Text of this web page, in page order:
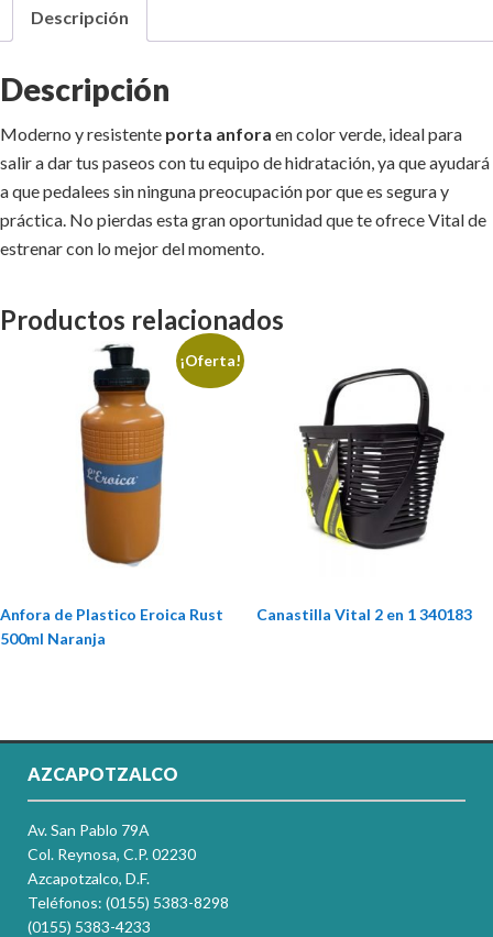
Descripción
Descripción
Moderno y resistente porta anfora en color verde, ideal para
salir a dar tus paseos con tu equipo de hidratación, ya que ayudará
a que pedalees sin ninguna preocupación por que es segura y
práctica. No pierdas esta gran oportunidad que te ofrece Vital de
estrenar con lo mejor del momento.
Productos relacionados
¡Oferta!
Anfora de Plastico Eroica Rust
500ml Naranja
Canastilla Vital 2 en 1 340183
AZCAPOTZALCO
Av. San Pablo 79A
Col. Reynosa, C.P. 02230
Azcapotzalco, D.F.
Teléfonos: (0155) 5383-8298
(0155) 5383-4233